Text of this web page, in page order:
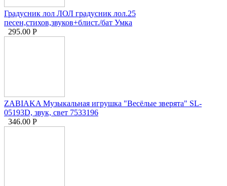
Градусник лол ЛОЛ градусник лол.25
песен,стихов,звуков+блист./бат Умка
295.00 Р
ZABIAKA Музыкальная игрушка "Весёлые зверята" SL-
05193D, звук, свет 7533196
346.00 Р